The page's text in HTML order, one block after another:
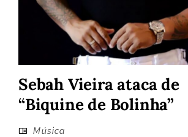
Sebah Vieira ataca de
“Biquine de Bolinha”
Música